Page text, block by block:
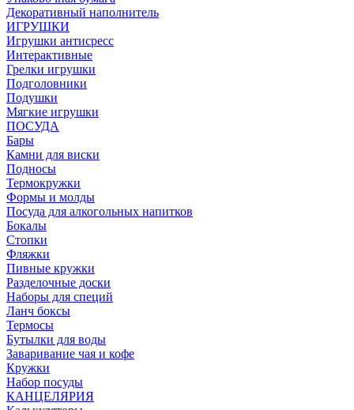
Декоративный наполнитель
ИГРУШКИ
Игрушки антисресс
Интерактивные
Грелки игрушки
Подголовники
Подушки
Мягкие игрушки
ПОСУДА
Бары
Камни для виски
Подносы
Термокружки
Формы и молды
Посуда для алкогольных напитков
Бокалы
Стопки
Фляжки
Пивные кружки
Разделочные доски
Наборы для специй
Ланч боксы
Термосы
Бутылки для воды
Заваривание чая и кофе
Кружки
Набор посуды
КАНЦЕЛЯРИЯ